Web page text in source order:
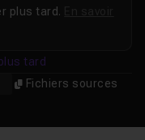
Fichiers sources
plus tard.
tard